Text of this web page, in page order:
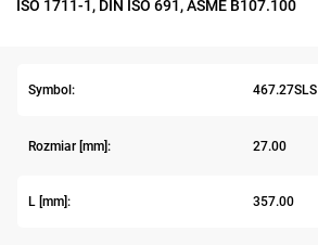
ISO 1711-1, DIN ISO 691, ASME B107.100
Symbol: 467.27SLS
Rozmiar [mm]: 27.00
L [mm]: 357.00